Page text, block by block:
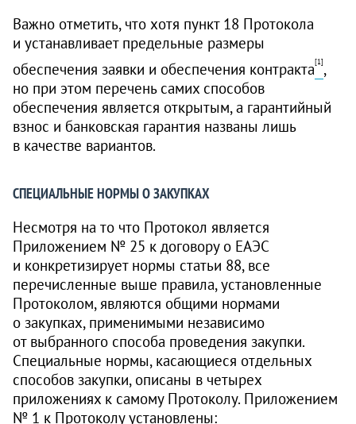
Важно отметить, что хотя пункт 18 Протокола
и устанавливает предельные размеры
обеспечения заявки и обеспечения контракта[1],
но при этом перечень самих способов
обеспечения является открытым, а гарантийный
взнос и банковская гарантия названы лишь
в качестве вариантов.
СПЕЦИАЛЬНЫЕ НОРМЫ О ЗАКУПКАХ
Несмотря на то что Протокол является
Приложением № 25 к договору о ЕАЭС
и конкретизирует нормы статьи 88, все
перечисленные выше правила, установленные
Протоколом, являются общими нормами
о закупках, применимыми независимо
от выбранного способа проведения закупки.
Специальные нормы, касающиеся отдельных
способов закупки, описаны в четырех
приложениях к самому Протоколу. Приложением
№ 1 к Протоколу установлены: